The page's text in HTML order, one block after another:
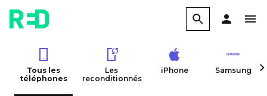
Tous les
téléphones
Les
reconditionnés
iPhone Samsung